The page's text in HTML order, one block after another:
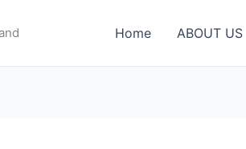
Home ABOUT US